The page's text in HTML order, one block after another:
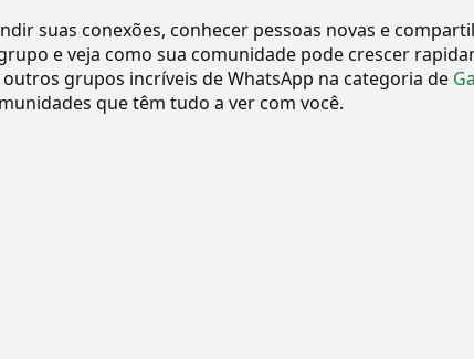
suas conexões, conhecer pessoas novas e
e veja como sua comunidade pode crescer
grupos incríveis de WhatsApp na categoria de
que têm tudo a ver com você.